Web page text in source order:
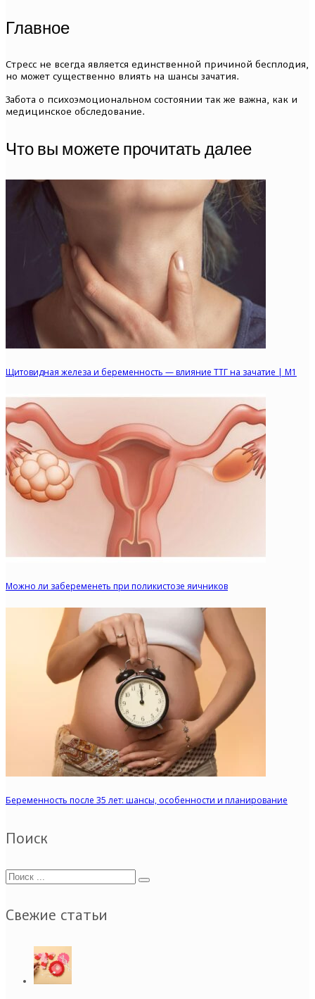
Главное
Стресс не всегда является единственной причиной бесплодия,
но может существенно влиять на шансы зачатия.
Забота о психоэмоциональном состоянии так же важна, как и
медицинское обследование.
Что вы можете прочитать далее
Щитовидная железа и беременность — влияние ТТГ на зачатие | M1
Можно ли забеременеть при поликистозе яичников
Беременность после 35 лет: шансы, особенности и планирование
Поиск
Свежие статьи